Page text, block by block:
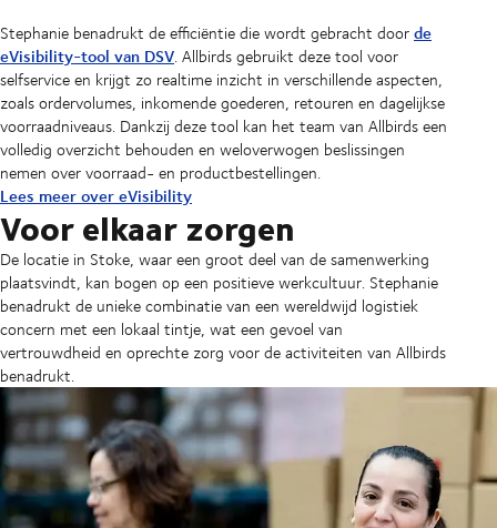
Stephanie benadrukt de efficiëntie die wordt gebracht doorde
eVisibility-tool van DSV. Allbirds gebruikt deze tool voor
selfservice en krijgt zo realtime inzicht in verschillende aspecten,
zoals ordervolumes, inkomende goederen, retouren en dagelijkse
voorraadniveaus. Dankzij deze tool kan het team van Allbirds een
volledig overzicht behouden en weloverwogen beslissingen
nemen over voorraad- en productbestellingen.
Lees meer over eVisibility
Voor elkaar zorgen
De locatie in Stoke, waar een groot deel van de samenwerking
plaatsvindt, kan bogen op een positieve werkcultuur. Stephanie
benadrukt de unieke combinatie van een wereldwijd logistiek
concern met een lokaal tintje, wat een gevoel van
vertrouwdheid en oprechte zorg voor de activiteiten van Allbirds
benadrukt.